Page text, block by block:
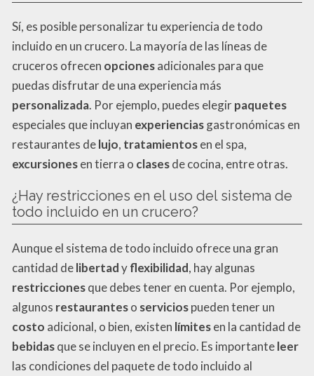
Sí, es posible personalizar tu experiencia de todo
incluido en un crucero. La mayoría de las líneas de
cruceros ofrecen opcionesadicionales para que
puedas disfrutar de una experiencia más
personalizada. Por ejemplo, puedes elegirpaquetes
especiales que incluyan experienciasgastronómicas en
restaurantes delujo, tratamientosen el spa,
excursionesen tierra o clasesde cocina, entre otras.
¿Hay restricciones en el uso del sistema de
todo incluido en un crucero?
Aunque el sistema de todo incluido ofrece una gran
cantidad delibertadyflexibilidad, hay algunas
restriccionesque debes tener en cuenta. Por ejemplo,
algunos restauranteso serviciospueden tener un
costo adicional, o bien, existen límitesen la cantidad de
bebidasque se incluyen en el precio. Es importanteleer
las condiciones del paquete de todo incluido al